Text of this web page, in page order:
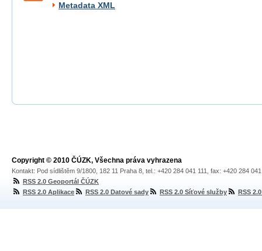
Metadata XML
Copyright © 2010 ČÚZK, Všechna práva vyhrazena
Kontakt: Pod sídlištěm 9/1800, 182 11 Praha 8, tel.: +420 284 041 111, fax: +420 284
RSS 2.0 Geoportál ČÚZK
RSS 2.0 Aplikace
RSS 2.0 Datové sady RSS 2.0 Síťové služby RSS